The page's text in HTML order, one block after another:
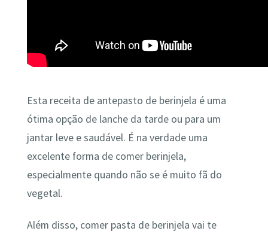
Esta receita de antepasto de berinjela é uma
ótima opção de lanche da tarde ou para um
jantar leve e saudável. É na verdade uma
excelente forma de comer berinjela,
especialmente quando não se é muito fã do
vegetal.
Além disso, comer pasta de berinjela vai te